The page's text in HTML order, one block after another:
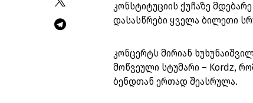
კონსტიტუციის ქუჩაზე
დასასწრები ყველა ბილეთი
კონცერტს მირიან
მოწვეული სტუმარი – Kordz,
ბენდთან ერთად შეასრულა.